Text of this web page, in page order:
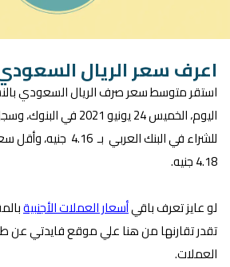
اعرف سعر الريال
استقر متوسط سعر صرف الريال السعودي
اليوم، الخميس 24 يونيو
للشراء في البنك العربي
4.18 جنيه.
لو عايز تعرف باقيأسعار العملات الأجنبية
تقدر تقارنها من هنا علي موقع فايدتي عن
العملات.